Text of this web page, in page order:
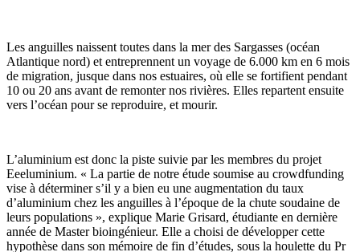
Les anguilles naissent toutes dans la mer des Sargasses (océan
Atlantique nord) et entreprennent un voyage de 6.000 km en 6 mois
de migration, jusque dans nos estuaires, où elle se fortifient pendant
10 ou 20 ans avant de remonter nos rivières. Elles repartent ensuite
vers l’océan pour se reproduire, et mourir.
L’aluminium est donc la piste suivie par les membres du projet
Eeeluminium. « La partie de notre étude soumise au crowdfunding
vise à déterminer s’il y a bien eu une augmentation du taux
d’aluminium chez les anguilles à l’époque de la chute soudaine de
leurs populations », explique Marie Grisard, étudiante en dernière
année de Master bioingénieur. Elle a choisi de développer cette
hypothèse dans son mémoire de fin d’études, sous la houlette du Pr